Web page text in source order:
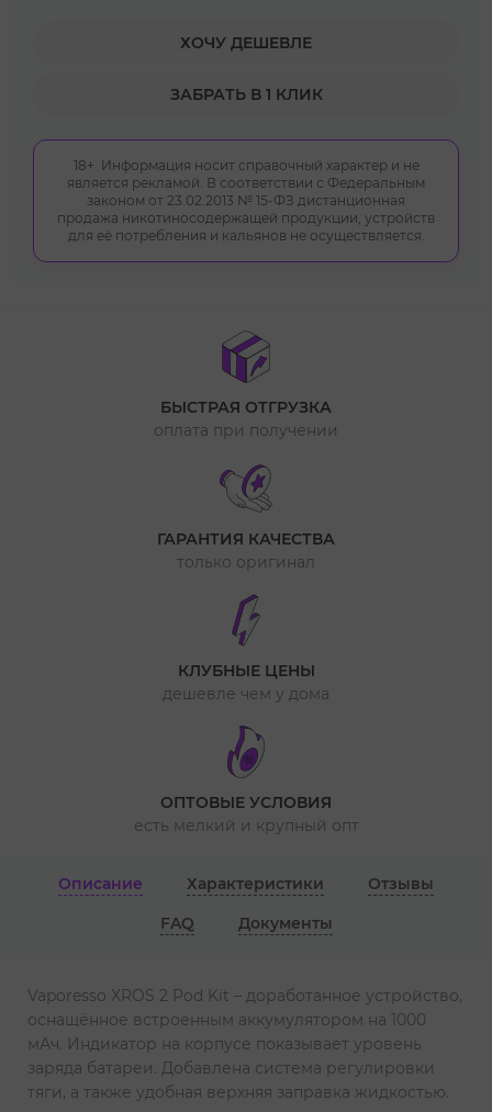
ХОЧУ ДЕШЕВЛЕ
ЗАБРАТЬ В 1 КЛИК
18+. Информация носит справочный характер и не
является рекламой. В соответствии с Федеральным
законом от 23.02.2013 № 15-ФЗ дистанционная
продажа никотиносодержащей продукции, устройств
для её потребления и кальянов не осуществляется.
БЫСТРАЯ ОТГРУЗКА
оплата при получении
ГАРАНТИЯ КАЧЕСТВА
только оригинал
КЛУБНЫЕ ЦЕНЫ
дешевле чем у дома
ОПТОВЫЕ УСЛОВИЯ
есть мелкий и крупный опт
Описание Характеристики
Отзывы
FAQ
Документы
Vaporesso XROS 2 Pod Kit – доработанное устройство,
оснащённое встроенным аккумулятором на 1000
мАч. Индикатор на корпусе показывает уровень
заряда батареи. Добавлена система регулировки
тяги, а также удобная верхняя заправка жидкостью.